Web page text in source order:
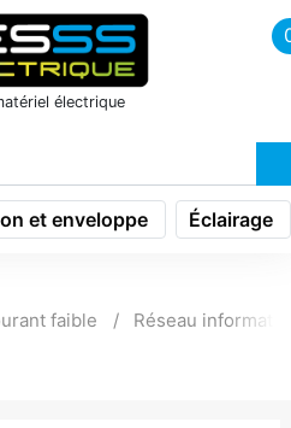
électrique
et enveloppe Éclairage
faible Réseau